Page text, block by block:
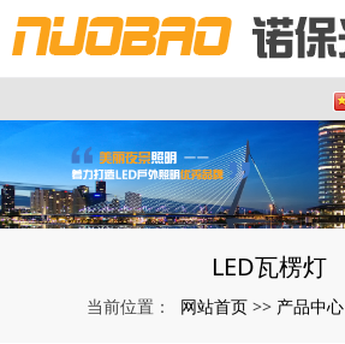
LED瓦楞灯
当前位置： 网站首页 >> 产品中心